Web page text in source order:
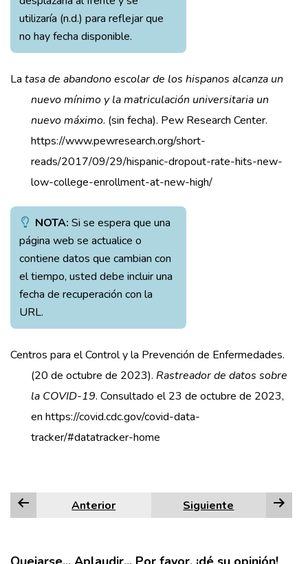
utilizaría (n.d.) para reflejar que
no hay fecha disponible.
La tasa de abandono escolar de los hispanos alcanza un
nuevo mínimo y la matriculación universitaria un
nuevo máximo. (sin fecha). Pew Research Center.
https://www.pewresearch.org/short-
reads/2017/09/29/hispanic-dropout-rate-hits-new-
low-college-enrollment-at-new-high/
NOTA: Si se espera que una
página web se actualice o
contiene datos que cambian con
el tiempo, usted debe incluir una
fecha de recuperación con la
URL.
Centros para el Control y la Prevención de Enfermedades.
(20 de octubre de 2023). Rastreador de datos sobre
la COVID-19. Consultado el 23 de octubre de 2023,
en https://covid.cdc.gov/covid-data-
tracker/#datatracker-home
Anterior Siguiente